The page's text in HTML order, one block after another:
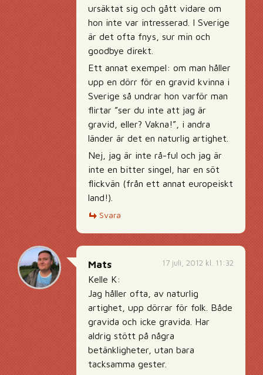
ursäktat sig och gått vidare om
hon inte var intresserad. I Sverige
är det ofta fnys, sur min och
goodbye direkt.
Ett annat exempel: om man håller
upp en dörr för en gravid kvinna i
Sverige så undrar hon varför man
flirtar ”ser du inte att jag är
gravid, eller? Vakna!”, i andra
länder är det en naturlig artighet.
Nej, jag är inte rå-ful och jag är
inte en bitter singel, har en söt
flickvän (från ett annat europeiskt
land!).
Svara
17 juli, 2012 kl. 11:32
Mats
Kelle K:
Jag håller ofta, av naturlig
artighet, upp dörrar för folk. Både
gravida och icke gravida. Har
aldrig stött på några
betänkligheter, utan bara
tacksamma gester.